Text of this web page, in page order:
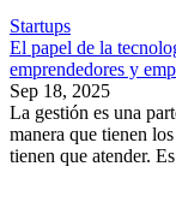
Startups
El papel de la
emprendedores y
Sep 18, 2025
La gestión es una
manera que tienen
tienen que atender.